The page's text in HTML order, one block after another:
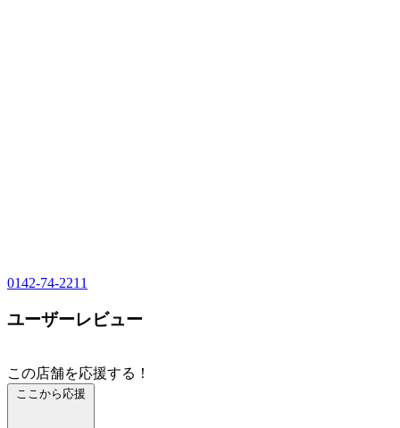
0142-74-2211
ユーザーレビュー
この店舗を応援する！
ここから応援